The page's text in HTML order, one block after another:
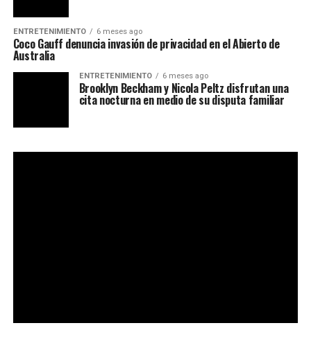
ENTRETENIMIENTO 6 meses ago
Coco Gauff denuncia invasión de privacidad en el Abierto de
Australia
ENTRETENIMIENTO 6 meses ago
Brooklyn Beckham y Nicola Peltz disfrutan una
cita nocturna en medio de su disputa familiar